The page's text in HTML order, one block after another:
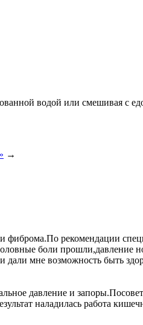
водой или смешивая с
→
рекомендации
боли прошли,давление
мне возможность быть
давление и
наладилась работа